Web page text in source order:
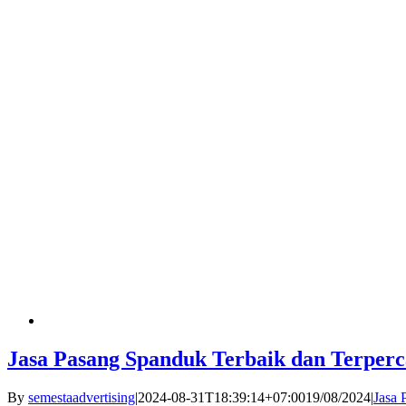
Jasa Pasang Spanduk Terbaik dan
By semestaadvertising|2024-08-31T18:39:14+07:0019/08/2024|Jasa